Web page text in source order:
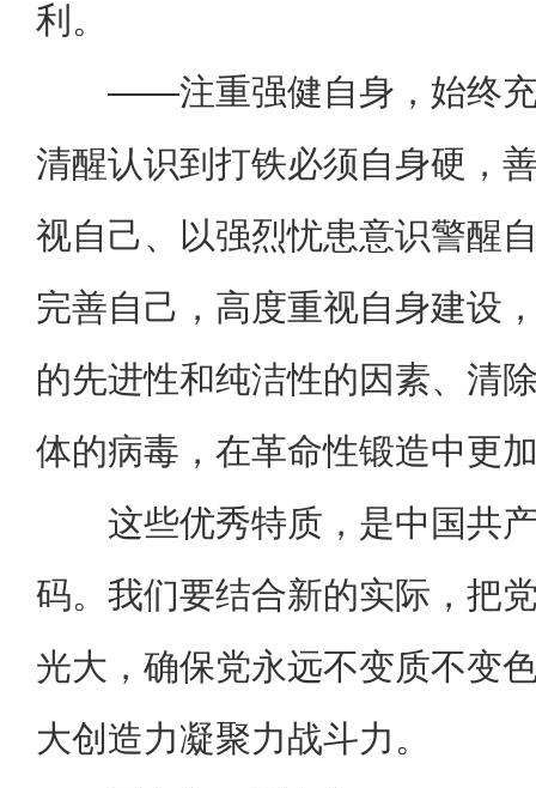
利。
——注重强健自身，始终
清醒认识到打铁必须自身硬，
视自己、以强烈忧患意识警醒
完善自己，高度重视自身建设
的先进性和纯洁性的因素、清
体的病毒，在革命性锻造中更
这些优秀特质，是中国共
码。我们要结合新的实际，把
光大，确保党永远不变质不变
大创造力凝聚力战斗力。